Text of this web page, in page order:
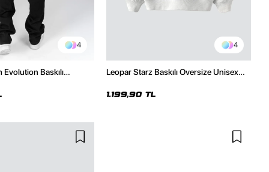
4
Evolution Baskılı
4
Leopar Starz Baskılı Oversize Unisex
1.199,90 TL